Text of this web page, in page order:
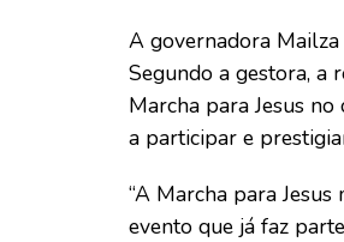
A governadora Mailza
Segundo a gestora, a
Marcha para Jesus
a participar e
“A Marcha para
evento que já faz